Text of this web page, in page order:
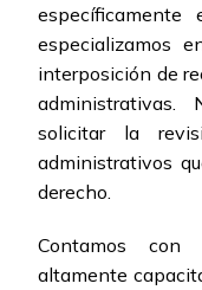
especializamos
interposición de
administrativas.
solicitar la
administrativos
derecho.
Contamos con
altamente